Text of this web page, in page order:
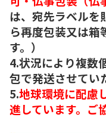
は、宛先ラベルを
ら再度包装又は箱
す。）
4.状況により複数
包で発送させてい
5.地球環境に配慮
進しています。ご